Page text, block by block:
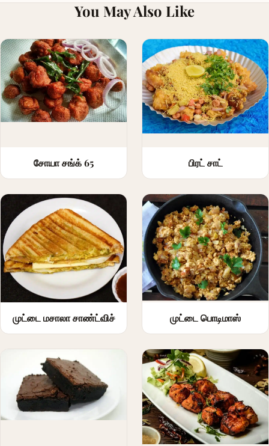
You May Also Like
சோயா சங்க் 65 பிரட் சாட்
முட்டை மசாலா சாண்ட்விச் முட்டை பொடிமாஸ்